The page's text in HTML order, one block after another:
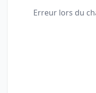
Erreur lors du